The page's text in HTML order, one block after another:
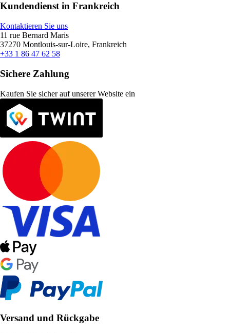
Kundendienst in Frankreich
Kontaktieren Sie uns
11 rue Bernard Maris
37270 Montlouis-sur-Loire, Frankreich
+33 1 86 47 62 58
Sichere Zahlung
Kaufen Sie sicher auf unserer Website ein
Versand und Rückgabe